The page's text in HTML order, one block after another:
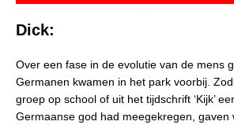
Dick:
Over een fase in de evolutie van de mens
Germanen kwamen in het park voorbij.
groep op school of uit het tijdschrift ‘Kijk’
Germaanse god had meegekregen, gaven